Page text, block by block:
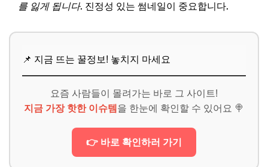
를 잃게 됩니다. 진정성 있는 썸네일이 중요합니다.
📌 지금 뜨는 꿀정보! 놓치지 마세요
요즘 사람들이 몰려가는 바로 그 사이트!
지금 가장 핫한 이슈템 을 한눈에 확인할 수 있어요 🍭
👉 바로 확인하러 가기